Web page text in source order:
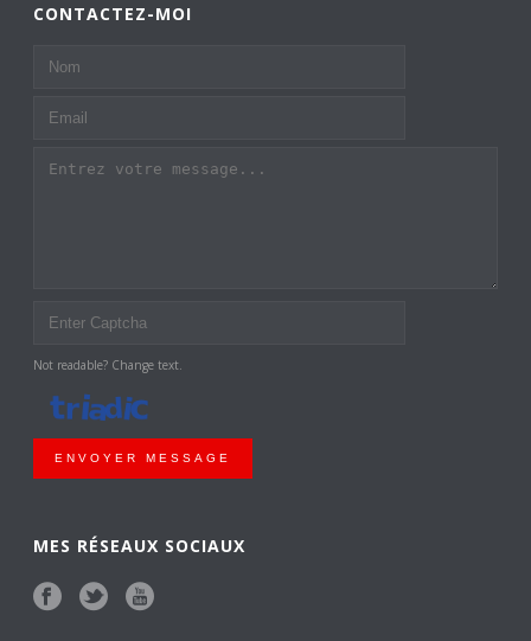
CONTACTEZ-MOI
Not readable? Change text.
ENVOYER MESSAGE
MES RÉSEAUX SOCIAUX